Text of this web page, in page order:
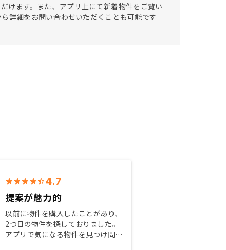
けます。また、アプリ上にて新着物件をご覧い
詳細をお問い合わせいただくことも可能です
4.7
提案が魅力的
以前に物件を購入したことがあり、
2つ目の物件を探しておりました。
アプリで気になる物件を見つけ問い